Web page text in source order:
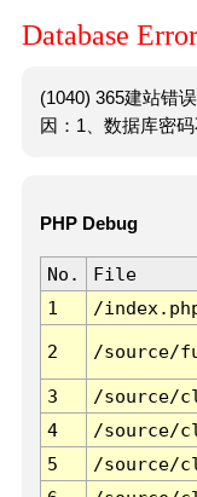
Database Error
(1040) 365建站错
因：1、数据库密
PHP Debug
No. File
1
/
2 /source/
3 /source/
4
/source/
5
/source/